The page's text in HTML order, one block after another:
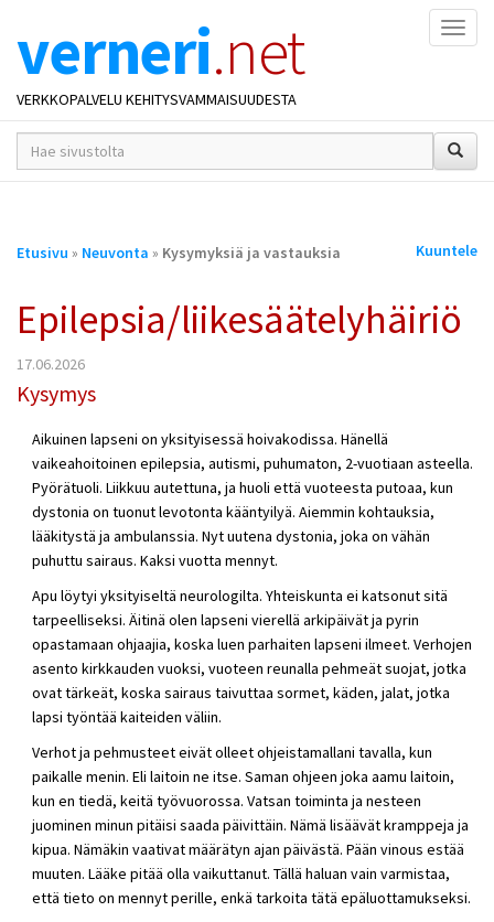
verneri.net
VERKKOPALVELU KEHITYSVAMMAISUUDESTA
hakusana(t)
*
Olet
Etusivu » Neuvonta » Kysymyksiä ja vastauksia Kuuntele
Epilepsia/liikesäätelyhäiriö
17.06.2026
Kysymys
Aikuinen lapseni on yksityisessä hoivakodissa. Hänellä
vaikeahoitoinen epilepsia, autismi, puhumaton, 2-vuotiaan asteella.
Pyörätuoli. Liikkuu autettuna, ja huoli että vuoteesta putoaa, kun
dystonia on tuonut levotonta kääntyilyä. Aiemmin kohtauksia,
lääkitystä ja ambulanssia. Nyt uutena dystonia, joka on vähän
puhuttu sairaus. Kaksi vuotta mennyt.
Apu löytyi yksityiseltä neurologilta. Yhteiskunta ei katsonut sitä
tarpeelliseksi. Äitinä olen lapseni vierellä arkipäivät ja pyrin
opastamaan ohjaajia, koska luen parhaiten lapseni ilmeet. Verhojen
asento kirkkauden vuoksi, vuoteen reunalla pehmeät suojat, jotka
ovat tärkeät, koska sairaus taivuttaa sormet, käden, jalat, jotka
lapsi työntää kaiteiden väliin.
Verhot ja pehmusteet eivät olleet ohjeistamallani tavalla, kun
paikalle menin. Eli laitoin ne itse. Saman ohjeen joka aamu laitoin,
kun en tiedä, keitä työvuorossa. Vatsan toiminta ja nesteen
juominen minun pitäisi saada päivittäin. Nämä lisäävät kramppeja ja
kipua. Nämäkin vaativat määrätyn ajan päivästä. Pään vinous estää
muuten. Lääke pitää olla vaikuttanut. Tällä haluan vain varmistaa,
että tieto on mennyt perille, enkä tarkoita tätä epäluottamukseksi.